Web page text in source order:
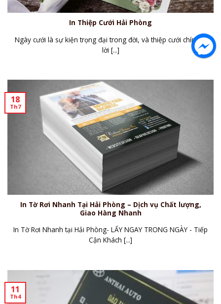
In Thiệp Cưới Hải Phòng
Ngày cưới là sự kiện trọng đại trong đời, và thiệp cưới chính là
lời [...]
In Tờ Rơi Nhanh Tại Hải Phòng – Dịch vụ Chất lượng,
Giao Hàng Nhanh
In Tờ Rơi Nhanh tại Hải Phòng- LẤY NGAY TRONG NGÀY - Tiếp
Cận Khách [...]
18
Th7
11
Th4